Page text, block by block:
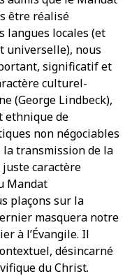
être réalisé
langues locales (et
universelle), nous
significatif et
culturel-
(George Lindbeck),
ethnique de
non négociables
transmission de la
caractère
Mandat
plaçons sur la
masquera notre
à l’Évangile. Il
désincarné
du Christ.